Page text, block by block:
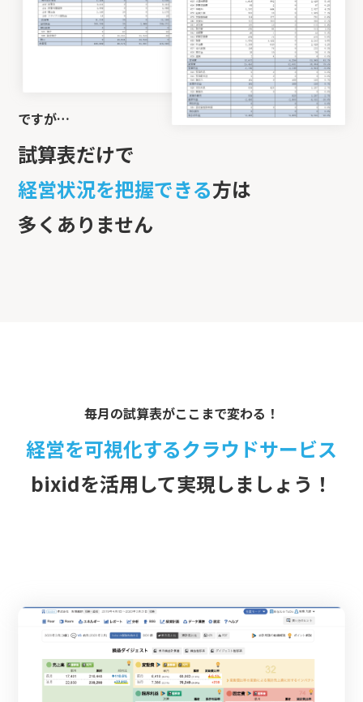
ですが…
試算表だけで
経営状況を把握できる方は
多くありません
毎月の試算表がここまで変わる！
経営を可視化するクラウドサービス
bixidを活用して実現しましょう！